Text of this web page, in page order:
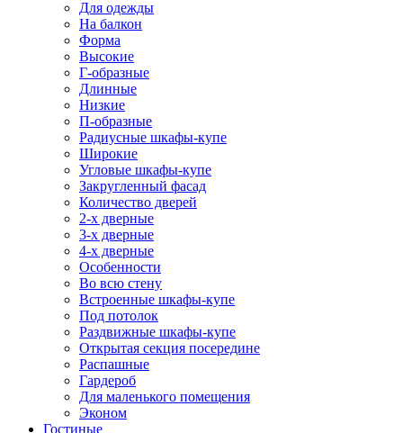
Для одежды
На балкон
Форма
Высокие
Г-образные
Длинные
Низкие
П-образные
Радиусные шкафы-купе
Широкие
Угловые шкафы-купе
Закругленный фасад
Количество дверей
2-х дверные
3-х дверные
4-х дверные
Особенности
Во всю стену
Встроенные шкафы-купе
Под потолок
Раздвижные шкафы-купе
Открытая секция посередине
Распашные
Гардероб
Для маленького помещения
Эконом
Гостиные